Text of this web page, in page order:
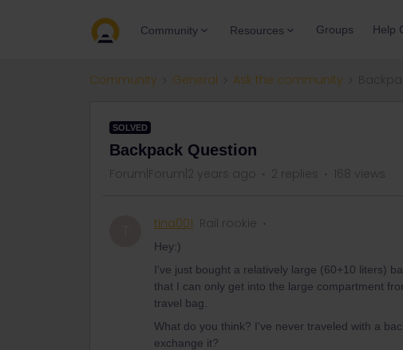
Community Resources Groups Help
Community General Ask the community
SOLVED
Backpack Question
Forum|Forum|2 years ago 2 replies 168 views
tina001 Rail rookie
Hey:)
I've just bought a relatively large (60+10 liters)
that I can only get into the large compartment
travel bag.
What do you think? I've never traveled with a
exchange it?